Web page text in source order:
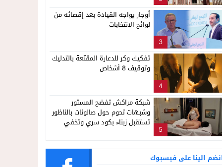
والتحريض وحملات التضليل
3
أوجار يواجه القيادة بعد إقصائه من
لوائح الانتخابات
4
تفكيك وكر للدعارة المقنّعة بالتدليك
وتوقيف 8 أشخاص
5
شبكة مراكش تفضح المستور
وشبهات تحوم حول صالونات بالناظور
تستقبل زبناء بكود سري وتخفي
الينا على فيسبوك